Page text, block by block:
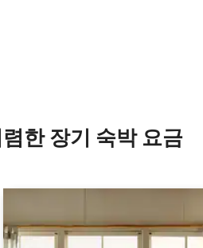
만점), 후기 6개
한 장기 숙박 요금